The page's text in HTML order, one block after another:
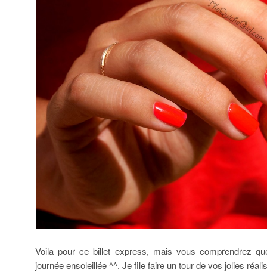
Voila pour ce billet express, mais vous comprendrez
journée ensoleillée ^^. Je file faire un tour de vos jolies